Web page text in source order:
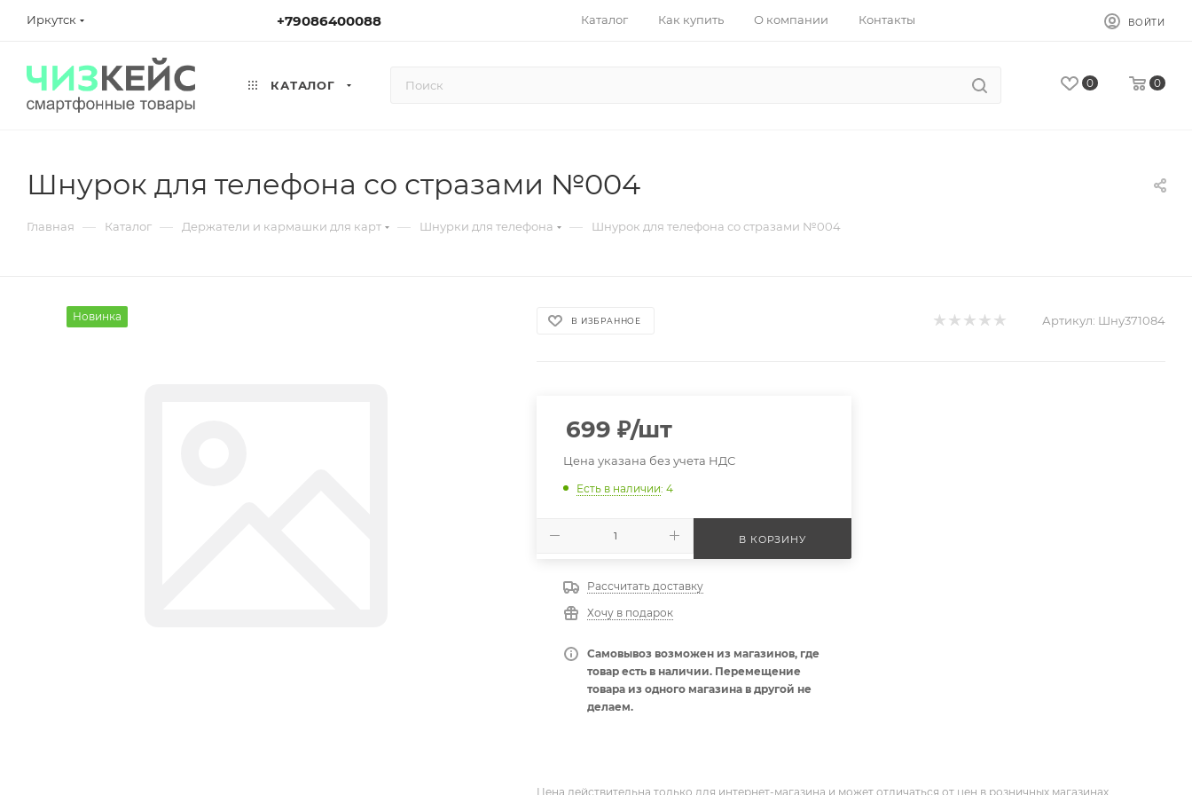
Иркутск +79086400088 Каталог Как купить О компании Контакты ВОЙТИ
КАТАЛОГ 0 0
Шнурок для телефона со стразами №004
Главная — Каталог — Держатели и кармашки для карт — Шнурки для телефона — Шнурок для телефона со стразами №004
Новинка В ИЗБРАННОЕ Артикул: Шну371084
699 ₽/шт
Цена указана без учета НДС
Есть в наличии: 4
В КОРЗИНУ
Рассчитать доставку
Хочу в подарок
Самовывоз возможен из магазинов, где
товар есть в наличии. Перемещение
товара из одного магазина в другой не
делаем.
Цена действительна только для интернет-магазина и может отличаться от цен в розничных магазинах